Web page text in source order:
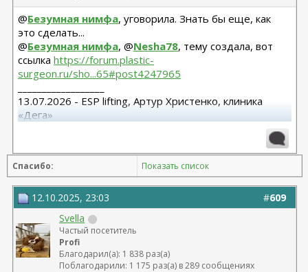
@Безумная нимфа, уговорила. Знать бы еще, как
это сделать...
@Безумная нимфа, @Nesha78, тему создала, вот
ссылкаhttps://forum.plastic-
surgeon.ru/sho...65#post4247965
13.07.2026 - ESP lifting, Артур Христенко, клиника
«Дега»
15.10.25 Редукция с подтяжкой Варельджан С.Э.
Спасибо: Показать список
#609
12.10.2025, 23:03
Svella
Частый посетитель
Profi
Благодарил(а): 1 838 раз(а)
Поблагодарили: 1 175 раз(а) в 289 сообщениях